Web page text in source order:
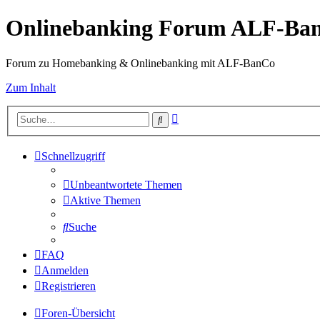
Onlinebanking Forum ALF-
Forum zu Homebanking & Onlinebanking mit ALF-BanCo
Zum Inhalt
Suche
Schnellzugriff
Unbeantwortete Themen
Aktive Themen
Suche
FAQ
Anmelden
Registrieren
Foren-Übersicht